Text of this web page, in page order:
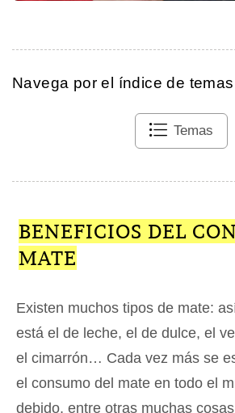
Navega por el índice de
Temas
BENEFICIOS DEL
MATE
Existen muchos tipos de mate:
está el de leche, el de dulce, el
el cimarrón… Cada vez más se
el consumo del mate en todo el
debido, entre otras muchas